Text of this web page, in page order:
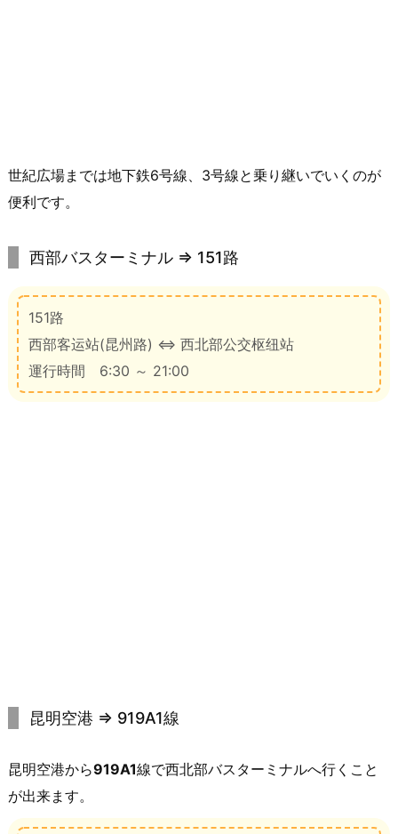
世紀広場までは地下鉄6号線、3号線と乗り継いでいくのが
便利です。
西部バスターミナル ⇒ 151路
151路
西部客运站(昆州路) ⇔ 西北部公交枢纽站
運行時間 6:30 ～ 21:00
昆明空港 ⇒ 919A1線
昆明空港から919A1線で西北部バスターミナルへ行くこと
が出来ます。